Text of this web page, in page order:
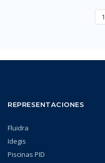
1
REPRESENTACIONES
Fluidra
Idegis
Piscinas PID